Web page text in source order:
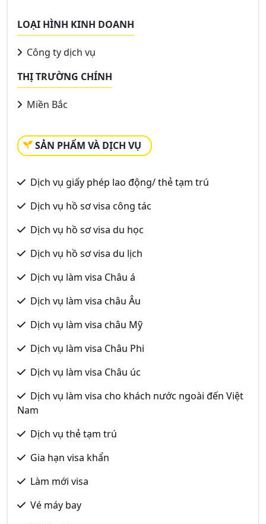
LOẠI HÌNH KINH DOANH
Công ty dịch vụ
THỊ TRƯỜNG CHÍNH
Miền Bắc
SẢN PHẨM VÀ DỊCH VỤ
Dịch vụ giấy phép lao động/ thẻ tạm trú
Dịch vụ hồ sơ visa công tác
Dịch vụ hồ sơ visa du học
Dịch vụ hồ sơ visa du lịch
Dịch vụ làm visa Châu á
Dịch vụ làm visa châu Âu
Dịch vụ làm visa châu Mỹ
Dịch vụ làm visa Châu Phi
Dịch vụ làm visa Châu úc
Dịch vụ làm visa cho khách nước ngoài đến Việt
Nam
Dịch vụ thẻ tạm trú
Gia hạn visa khẩn
Làm mới visa
Vé máy bay